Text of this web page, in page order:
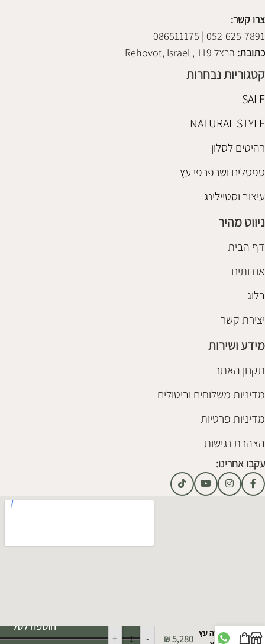
צרו קשר:
052-625-7891 | 086511175
כתובת: הרצל 119 , Rehovot, Israel
קטגוריות נבחרות
SALE
NATURAL STYLE
רהיטים לסלון
ספסלים ושרפרפי עץ
עיצוב וסטיילינג
ניווט מהיר
דף הבית
אודותינו
בלוג
יצירת קשר
מידע ושירות
תקנון האתר
מדיניות משלוחים וביטולים
מדיניות פרטיות
הצהרת נגישות
עקבו אחרינו:
מיטה עץ
₪5,280
-
+
הוספה לסל